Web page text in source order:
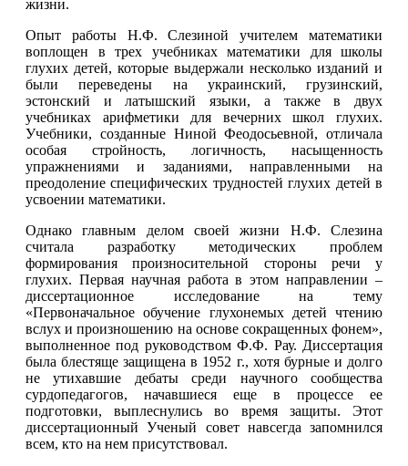
жизни.
Опыт работы Н.Ф. Слезиной учителем математики
воплощен в трех учебниках математики для школы
глухих детей, которые выдержали несколько изданий и
были переведены на украинский, грузинский,
эстонский и латышский языки, а также в двух
учебниках арифметики для вечерних школ глухих.
Учебники, созданные Ниной Феодосьевной, отличала
особая стройность, логичность, насыщенность
упражнениями и заданиями, направленными на
преодоление специфических трудностей глухих детей в
усвоении математики.
Однако главным делом своей жизни Н.Ф. Слезина
считала разработку методических проблем
формирования произносительной стороны речи у
глухих. Первая научная работа в этом направлении –
диссертационное исследование на тему
«Первоначальное обучение глухонемых детей чтению
вслух и произношению на основе сокращенных фонем»,
выполненное под руководством Ф.Ф. Рау. Диссертация
была блестяще защищена в 1952 г., хотя бурные и долго
не утихавшие дебаты среди научного сообщества
сурдопедагогов, начавшиеся еще в процессе ее
подготовки, выплеснулись во время защиты. Этот
диссертационный Ученый совет навсегда запомнился
всем, кто на нем присутствовал.